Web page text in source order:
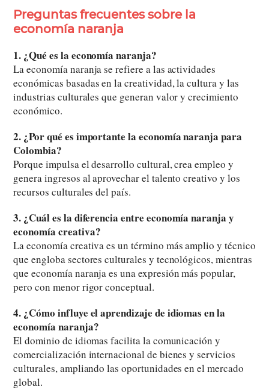
Preguntas frecuentes sobre la
economía naranja
1. ¿Qué es la economía naranja?
La economía naranja se refiere a las actividades
económicas basadas en la creatividad, la cultura y las
industrias culturales que generan valor y crecimiento
económico.
2. ¿Por qué es importante la economía naranja para
Colombia?
Porque impulsa el desarrollo cultural, crea empleo y
genera ingresos al aprovechar el talento creativo y los
recursos culturales del país.
3. ¿Cuál es la diferencia entre economía naranja y
economía creativa?
La economía creativa es un término más amplio y técnico
que engloba sectores culturales y tecnológicos, mientras
que economía naranja es una expresión más popular,
pero con menor rigor conceptual.
4. ¿Cómo influye el aprendizaje de idiomas en la
economía naranja?
El dominio de idiomas facilita la comunicación y
comercialización internacional de bienes y servicios
culturales, ampliando las oportunidades en el mercado
global.